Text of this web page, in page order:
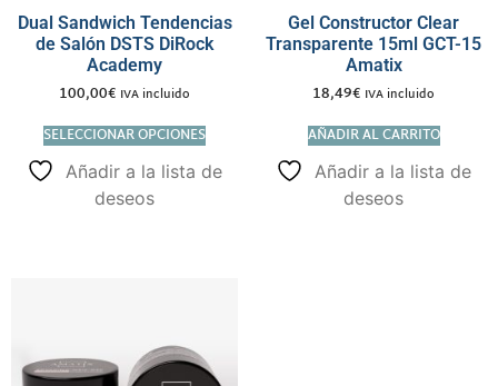
Dual Sandwich Tendencias
de Salón DSTS DiRock
Academy
100,00€ IVA incluido
SELECCIONAR OPCIONES
Añadir a la lista de
deseos
Gel Constructor Clear
Transparente 15ml GCT-15
Amatix
18,49€ IVA incluido
AÑADIR AL CARRITO
Añadir a la lista de
deseos